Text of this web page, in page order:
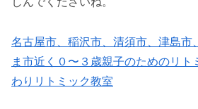
名古屋市、稲沢市、清須市、津島市
ま市近く０〜３歳親子のためのリト
わりリトミック教室